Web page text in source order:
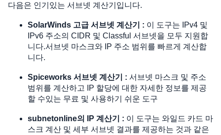
다음은 인기있는 서브넷 계산기입니다.
SolarWinds 고급 서브넷 계산기 : 이 도구는 IPv4 및
IPv6 주소의 CIDR 및 Classful 서브넷을 모두 지원합
니다.서브넷 마스크와 IP 주소 범위를 빠르게 계산합
니다.
Spiceworks 서브넷 계산기 : 서브넷 마스크 및 주소
범위를 계산하고 IP 할당에 대한 자세한 정보를 제공
할 수있는 무료 및 사용하기 쉬운 도구
subnetonline의 IP 계산기 : 이 도구는 와일드 카드 마
스크 계산 및 세부 서브넷 결과를 제공하는 것과 같은